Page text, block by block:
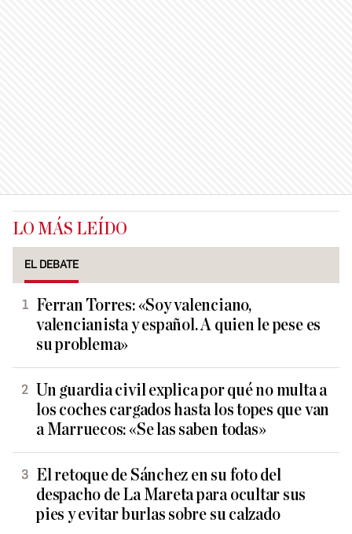
LO MÁS LEÍDO
EL DEBATE
Ferran Torres: «Soy valenciano,
valencianista y español. A quien le pese es
su problema»
Un guardia civil explica por qué no multa a
los coches cargados hasta los topes que van
a Marruecos: «Se las saben todas»
El retoque de Sánchez en su foto del
despacho de La Mareta para ocultar sus
pies y evitar burlas sobre su calzado